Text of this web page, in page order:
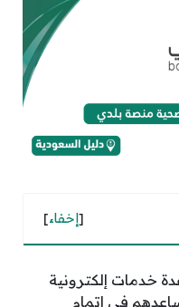
[إخفاء]
خدمات إلكترونية
في إتمام